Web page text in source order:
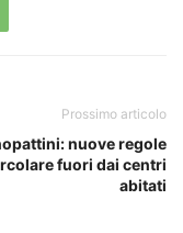
Prossimo articolo
nuove regole
fuori dai centri
abitati